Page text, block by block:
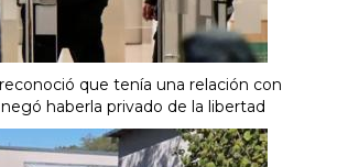
que tenía una relación con
haberla privado de la libertad